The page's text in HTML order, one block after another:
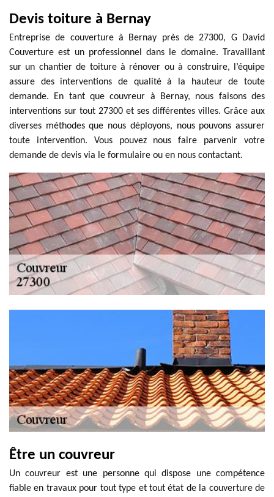
Devis toiture à Bernay
Entreprise de couverture à Bernay près de 27300, G David
Couverture est un professionnel dans le domaine. Travaillant
sur un chantier de toiture à rénover ou à construire, l’équipe
assure des interventions de qualité à la hauteur de toute
demande. En tant que couvreur à Bernay, nous faisons des
interventions sur tout 27300 et ses différentes villes. Grâce aux
diverses méthodes que nous déployons, nous pouvons assurer
toute intervention. Vous pouvez nous faire parvenir votre
demande de devis via le formulaire ou en nous contactant.
Être un couvreur
Un couvreur est une personne qui dispose une compétence
fiable en travaux pour tout type et tout état de la couverture de